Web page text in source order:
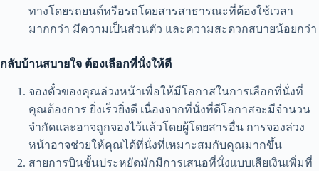
ทางโดยรถยนต์หรือรถโดยสารสาธารณะที่ต้องใช้เวลา
มากกว่า มีความเป็นส่วนตัว และความสะดวกสบายน้อยกว่า
กลับบ้านสบายใจ ต้องเลือกที่นั่งให้ดี
จองตั๋วของคุณล่วงหน้าเพื่อให้มีโอกาสในการเลือกที่นั่งที่
คุณต้องการ ยิ่งเร็วยิ่งดี เนื่องจากที่นั่งที่ดีโอกาสจะมีจำนวน
จำกัดและอาจถูกจองไว้แล้วโดยผู้โดยสารอื่น การจองล่วง
หน้าอาจช่วยให้คุณได้ที่นั่งที่เหมาะสมกับคุณมากขึ้น
สายการบินชั้นประหยัดมักมีการเสนอที่นั่งแบบเสียเงินเพิ่มที่